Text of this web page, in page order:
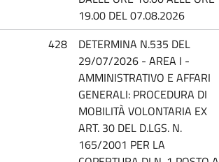
19.00 DEL 07.08.2026
428
DETERMINA N.535 DEL
29/07/2026 - AREA I -
AMMINISTRATIVO E AFFARI
GENERALI: PROCEDURA DI
MOBILITÀ VOLONTARIA EX
ART. 30 DEL D.LGS. N.
165/2001 PER LA